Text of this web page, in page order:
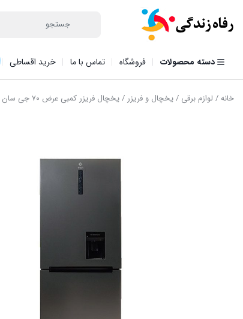
دسته محصولات فروشگاه تماس با ما خرید اقساطی
خانه/ لوازم برقی /یخچال و فریزر / یخچال فریزر کمبی عرض ۷۰ جی سان مدل NC 7041